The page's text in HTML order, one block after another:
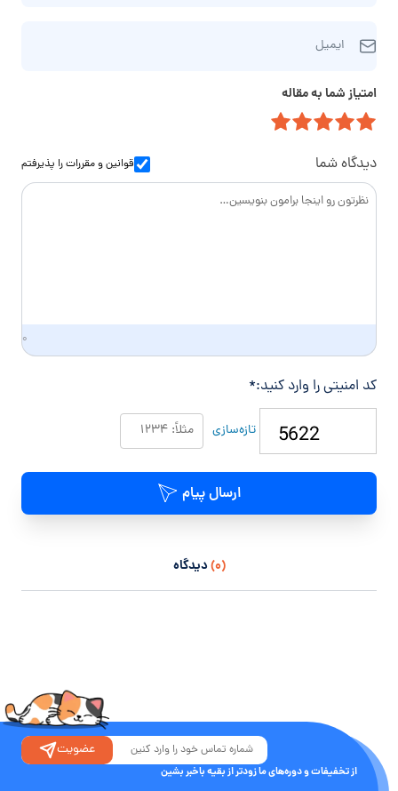
م‌
ا
ن
و
ا
د
گ
ر
ا
ی
ی
ل
ایمیل
امتیاز شما به مقاله
دیدگاه شما قوانین و مقرراترا پذیرفتم
۰
کد امنیتی را وارد کنید:*
تازه‌سازی
ارسال پیام
(۰) دیدگاه
از تخفیفات و دوره‌های ما زودتر از بقیه باخبر بشین
عضویت